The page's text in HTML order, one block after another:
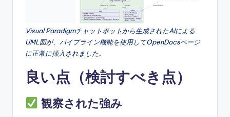
Visual Paradigmチャットボットから生成されたAIによる
UML図が、パイプライン機能を使用してOpenDocsページ
に正常に挿入されました。
良い点（検討すべき点）
観察された強み